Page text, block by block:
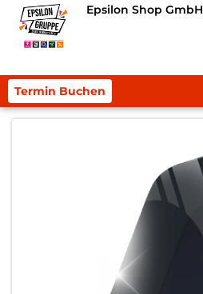
Epsilon Shop GmbH
Termin Buchen